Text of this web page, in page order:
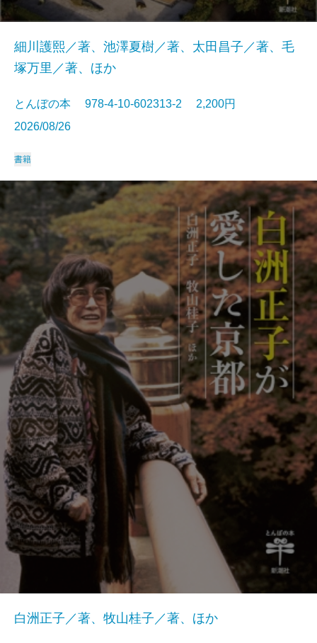
細川護熙／著、池澤夏樹／著、太田昌子／著、毛
塚万里／著、ほか
とんぼの本 978-4-10-602313-2 2,200円
2026/08/26
書籍
白洲正子／著、牧山桂子／著、ほか